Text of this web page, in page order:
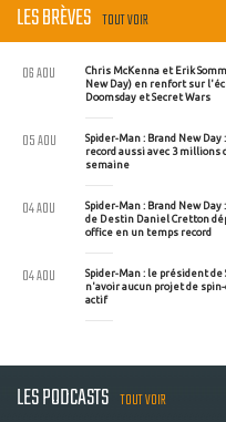
LES BRÈVES TOUT VOIR
Chris McKenna et Erik
New Day) en renfort sur
Doomsday et Secret Wars
06 AOU
Spider-Man : Brand New
record aussi avec 3
semaine
05 AOU
Spider-Man : Brand New
de Destin Daniel Cretton
office en un temps record
04 AOU
Spider-Man : le président
n'avoir aucun projet de
actif
04 AOU
LES PODCASTS TOUT VOIR